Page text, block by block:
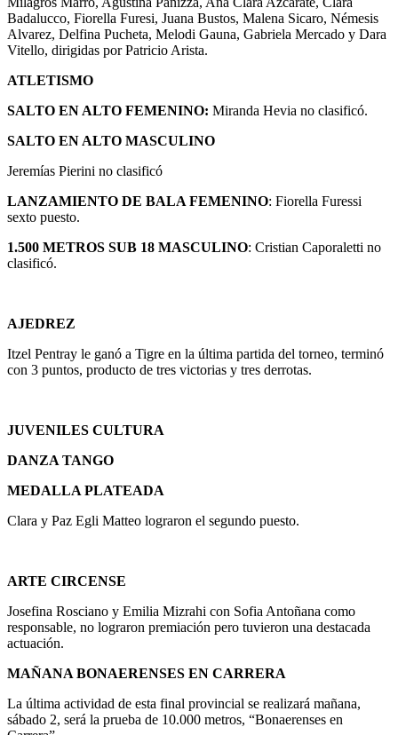
Badalucco, Fiorella Furesi, Juana Bustos, Malena Sicaro, Némesis
Alvarez, Delfina Pucheta, Melodi Gauna, Gabriela Mercado y Dara
Vitello, dirigidas por Patricio Arista.
ATLETISMO
SALTO EN ALTO FEMENINO: Miranda Hevia no clasificó.
SALTO EN ALTO MASCULINO
Jeremías Pierini no clasificó
LANZAMIENTO DE BALA FEMENINO: Fiorella Furessi
sexto puesto.
1.500 METROS SUB 18 MASCULINO: Cristian Caporaletti no
clasificó.
AJEDREZ
Itzel Pentray le ganó a Tigre en la última partida del torneo, terminó
con 3 puntos, producto de tres victorias y tres derrotas.
JUVENILES CULTURA
DANZA TANGO
MEDALLA PLATEADA
Clara y Paz Egli Matteo lograron el segundo puesto.
ARTE CIRCENSE
Josefina Rosciano y Emilia Mizrahi con Sofia Antoñana como
responsable, no lograron premiación pero tuvieron una destacada
actuación.
MAÑANA BONAERENSES EN CARRERA
La última actividad de esta final provincial se realizará mañana,
sábado 2, será la prueba de 10.000 metros, “Bonaerenses en